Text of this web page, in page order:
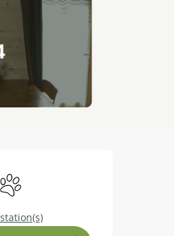
Animaux acceptés